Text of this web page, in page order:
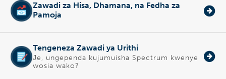
Zawadi za Hisa, Dhamana, na Fedha za
Pamoja
Tengeneza Zawadi ya Urithi
Je, ungependa kujumuisha Spectrum kwenye
wosia wako?